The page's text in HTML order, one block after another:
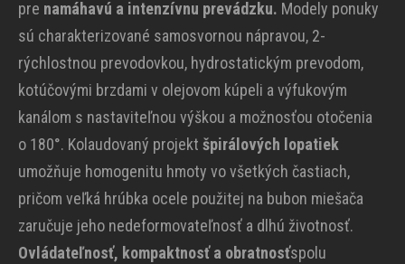
pre namáhavú a intenzívnu prevádzku. Modely ponuky
sú charakterizované samosvornou nápravou, 2-
rýchlostnou prevodovkou, hydrostatickým prevodom,
kotúčovými brzdami v olejovom kúpeli a výfukovým
kanálom s nastaviteľnou výškou a možnosťou otočenia
o 180°. Kolaudovaný projekt špirálových lopatiek
umožňuje homogenitu hmoty vo všetkých častiach,
pričom veľká hrúbka ocele použitej na bubon miešača
zaručuje jeho nedeformovateľnosť a dlhú životnosť.
Ovládateľnosť, kompaktnosť a obratnosťspolu